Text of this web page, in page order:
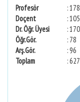
Profesör
: 178
Doçent
: 105
Dr. Öğr. Üyesi
: 170
Öğr.Gör.
: 78
Arş.Gör.
: 96
Toplam
: 627